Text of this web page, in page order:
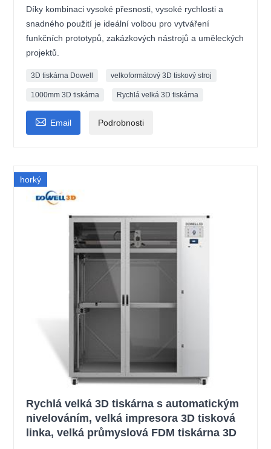
Díky kombinaci vysoké přesnosti, vysoké rychlosti a
snadného použití je ideální volbou pro vytváření
funkčních prototypů, zakázkových nástrojů a uměleckých
projektů.
3D tiskárna Dowell velkoformátový 3D tiskový stroj
1000mm 3D tiskárna Rychlá velká 3D tiskárna
 Email Podrobnosti
horký
Rychlá velká 3D tiskárna s automatickým
nivelováním, velká impresora 3D tisková
linka, velká průmyslová FDM tiskárna 3D